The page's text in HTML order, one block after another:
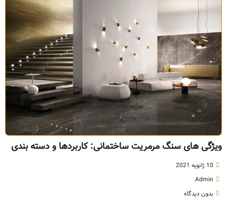
ویژگی های سنگ مرمریت ساختمانی: کاربردها و دسته بندی
10 ژانویه 2021
Admin
بدون دیدگاه